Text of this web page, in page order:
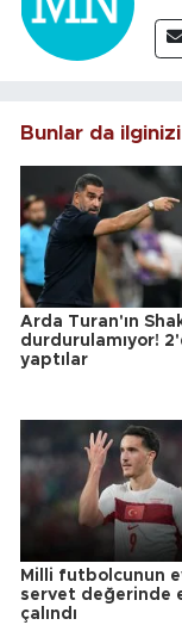
Bunlar da
Arda Turan'ın
durdurulamıyor!
yaptılar
Milli futbolcunun
servet değerinde
çalındı